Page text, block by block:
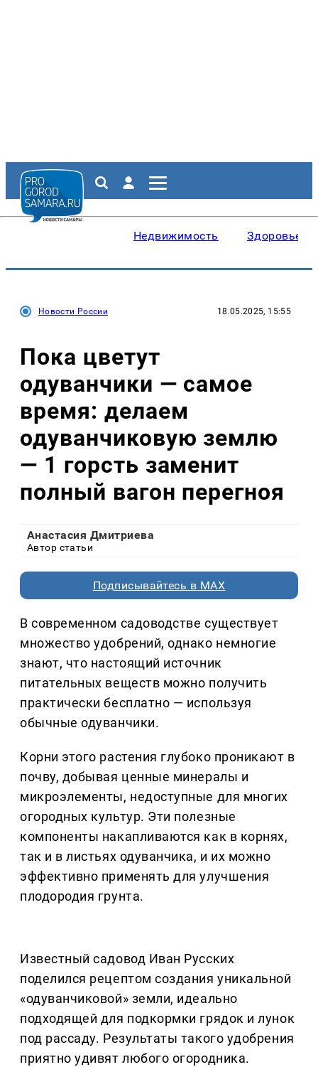
Недвижимость Здоровье
Новости России 18.05.2025, 15:55
Пока цветут
одуванчики — самое
время: делаем
одуванчиковую землю
— 1 горсть заменит
полный вагон перегноя
Анастасия Дмитриева
Автор статьи
Подписывайтесь в MAX
В современном садоводстве существует
множество удобрений, однако немногие
знают, что настоящий источник
питательных веществ можно получить
практически бесплатно — используя
обычные одуванчики.
Корни этого растения глубоко проникают в
почву, добывая ценные минералы и
микроэлементы, недоступные для многих
огородных культур. Эти полезные
компоненты накапливаются как в корнях,
так и в листьях одуванчика, и их можно
эффективно применять для улучшения
плодородия грунта.
Известный садовод Иван Русских
поделился рецептом создания уникальной
«одуванчиковой» земли, идеально
подходящей для подкормки грядок и лунок
под рассаду. Результаты такого удобрения
приятно удивят любого огородника.